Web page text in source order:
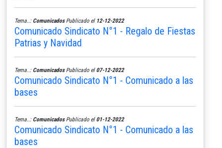
Tema..: ComunicadosPublicado el 12-12-2022
Comunicado Sindicato N°1 - Regalo de Fiestas
Patrias y Navidad
Tema..: ComunicadosPublicado el 07-12-2022
Comunicado Sindicato N°1 - Comunicado a las
bases
Tema..: ComunicadosPublicado el 01-12-2022
Comunicado Sindicato N°1 - Comunicado a las
bases